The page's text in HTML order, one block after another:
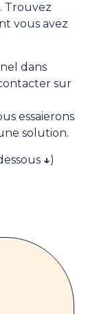
Trouvez
vous avez
dans
sur
essaierons
solution.
↓)